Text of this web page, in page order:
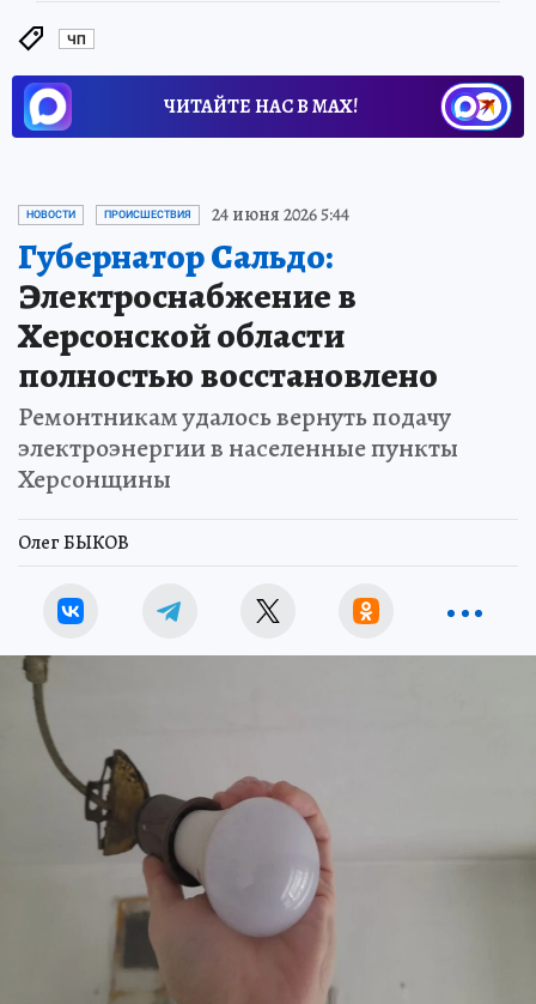
ЧП
ЧИТАЙТЕ НАС В МАХ!
НОВОСТИ ПРОИСШЕСТВИЯ 24 июня 2026 5:44
Губернатор Сальдо:
Электроснабжение в
Херсонской области
полностью восстановлено
Ремонтникам удалось вернуть подачу
электроэнергии в населенные пункты
Херсонщины
Олег БЫКОВ